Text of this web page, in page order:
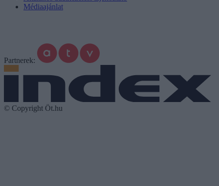
Médiaajánlat
Partnerek:
© Copyright Öt.hu